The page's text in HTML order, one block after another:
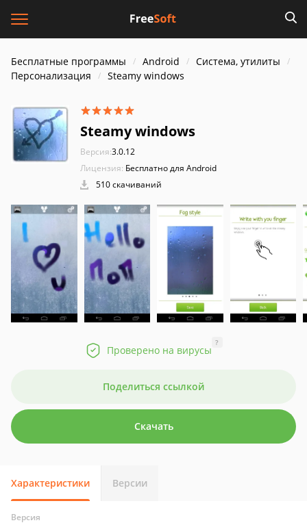
Бесплатные программы Android
Система, утилиты
Персонализация
Steamy windows
Steamy windows
Версия:3.0.12
Лицензия: Бесплатно для Android
510 скачиваний
Проверено на вирусы
?
Поделиться ссылкой
Скачать
Характеристики Версии
Версия